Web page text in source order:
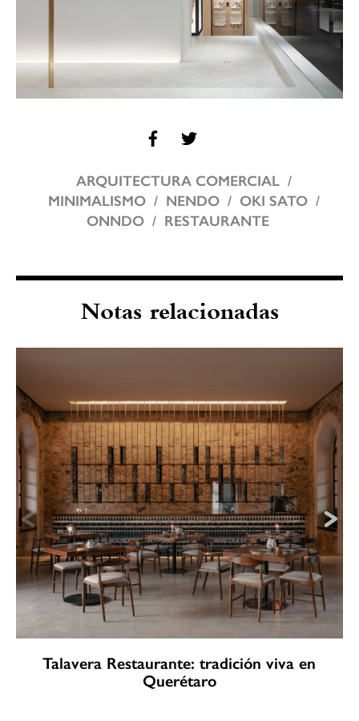
ARQUITECTURA COMERCIAL
MINIMALISMO
NENDO
OKI SATO
ONNDO
RESTAURANTE
Notas relacionadas
Talavera Restaurante: tradición viva en
Querétaro